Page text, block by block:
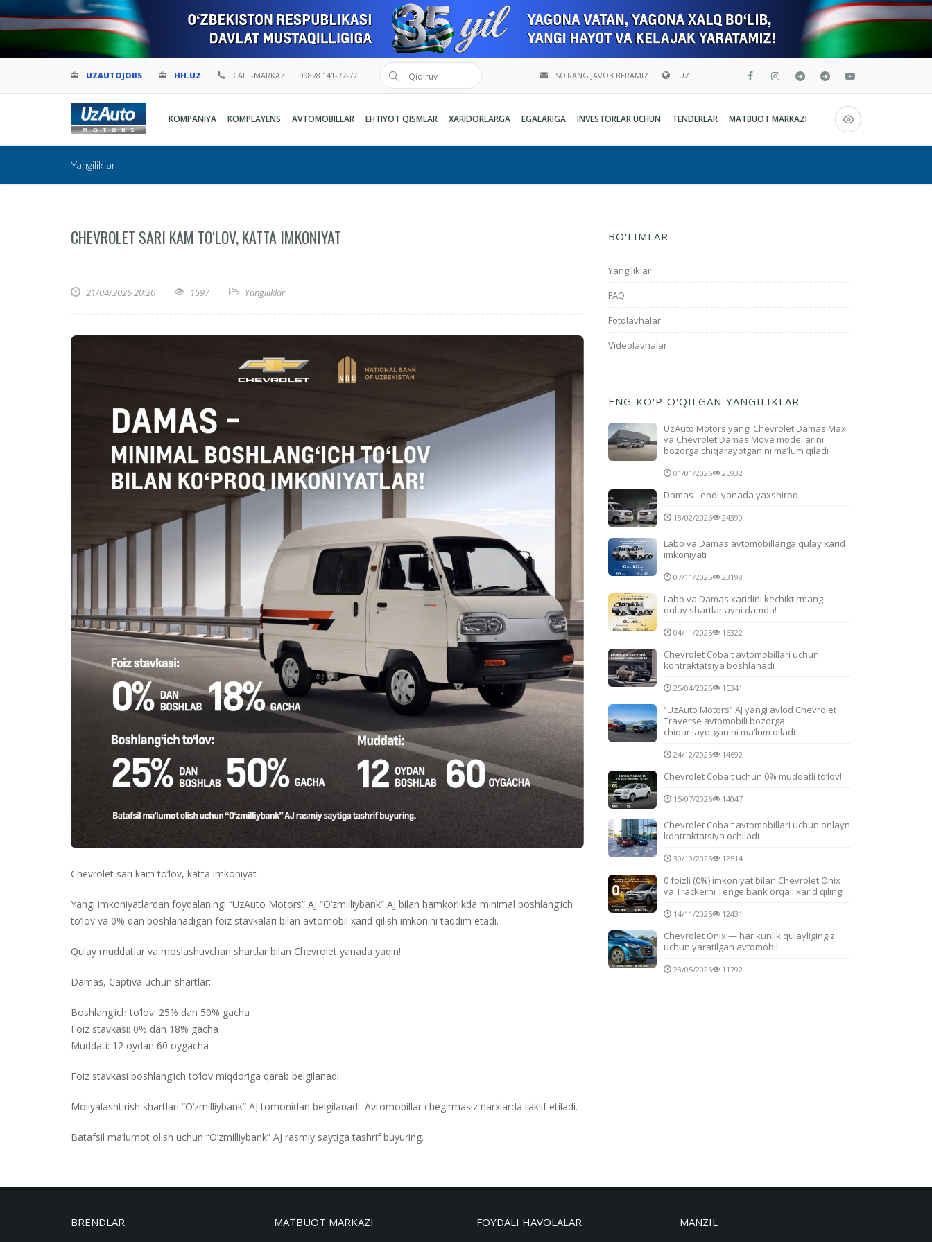
UZAUTOJOBS HH.UZ CALL-MARKAZI: +99878 141-77-77 UZ
O`zbekcha
English
SO'RANG JAVOB BERAMIZ
KOMPANIYA KOMPLAYENS AVTOMOBILLAR EHTIYOT QISMLAR XARIDORLARGA EGALARIGA INVESTORLAR UCHUN TENDERLAR MATBUOT MARKAZI
Yangiliklar
CHEVROLET SARI KAM TO‘LOV, KATTA IMKONIYAT
21/04/2026 20:20 1597 Yangiliklar
Chevrolet sari kam to‘lov, katta imkoniyat
Yangi imkoniyatlardan foydalaning! “UzAuto Motors” AJ “O‘zmilliybank” AJ bilan hamkorlikda minimal boshlang‘ich
to‘lov va 0% dan boshlanadigan foiz stavkalari bilan avtomobil xarid qilish imkonini taqdim etadi.
Qulay muddatlar va moslashuvchan shartlar bilan Chevrolet yanada yaqin!
Damas, Captiva uchun shartlar:
Boshlang‘ich to‘lov: 25% dan 50% gacha
Foiz stavkasi: 0% dan 18% gacha
Muddati: 12 oydan 60 oygacha
Foiz stavkasi boshlang‘ich to‘lov miqdoriga qarab belgilanadi.
Moliyalashtirish shartlari “O‘zmilliybank” AJ tomonidan belgilanadi. Avtomobillar chegirmasiz narxlarda taklif etiladi.
Batafsil ma’lumot olish uchun “O‘zmilliybank” AJ rasmiy saytiga tashrif buyuring.
BO'LIMLAR
Yangiliklar
FAQ
Fotolavhalar
Videolavhalar
ENG KO'P O'QILGAN YANGILIKLAR
UzAuto Motors yangi Chevrolet Damas Max
va Chevrolet Damas Move modellarini
bozorga chiqarayotganini ma’lum qiladi
01/01/2026 25932
Damas - endi yanada yaxshiroq
18/02/2026 24390
Labo va Damas avtomobillariga qulay xarid
imkoniyati
07/11/2025 23198
Labo va Damas xaridini kechiktirmang -
qulay shartlar ayni damda!
04/11/2025 16322
Chevrolet Cobalt avtomobillari uchun
kontraktatsiya boshlanadi
25/04/2026 15341
“UzAuto Motors” AJ yangi avlod Chevrolet
Traverse avtomobili bozorga
chiqarilayotganini ma’lum qiladi
24/12/2025 14692
Chevrolet Cobalt uchun 0% muddatli to‘lov!
15/07/2026 14047
Chevrolet Cobalt avtomobillari uchun onlayn
kontraktatsiya ochiladi
30/10/2025 12514
0 foizli (0%) imkoniyat bilan Chevrolet Onix
va Trackerni Tenge bank orqali xarid qiling!
14/11/2025 12431
Chevrolet Onix — har kunlik qulayligingiz
uchun yaratilgan avtomobil
23/05/2026 11792
BRENDLAR MATBUOT MARKAZI FOYDALI HAVOLALAR MANZIL